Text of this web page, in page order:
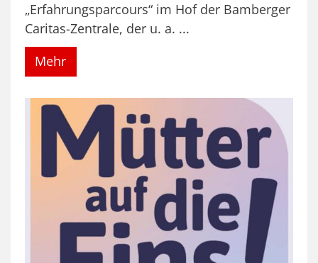
„Erfahrungsparcours“ im Hof der Bamberger
Caritas-Zentrale, der u. a. ...
Mehr